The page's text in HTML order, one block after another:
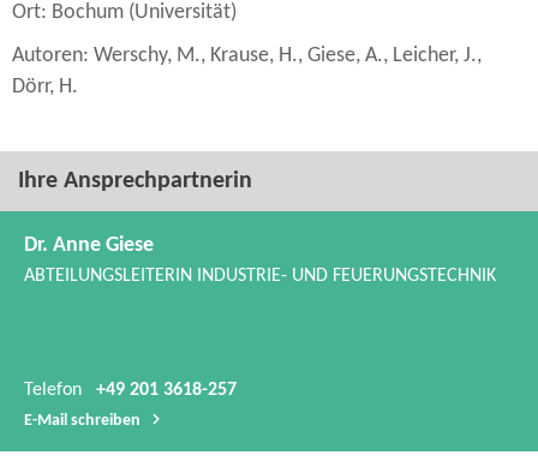
Ort: Bochum (Universität)
Autoren: Werschy, M., Krause, H., Giese, A., Leicher, J.,
Dörr, H.
Ihre Ansprechpartnerin
Dr. Anne Giese
ABTEILUNGSLEITERIN INDUSTRIE-​ UND FEUERUNGSTECHNIK
Telefon +49 201 3618-257
E-​Mail schreiben